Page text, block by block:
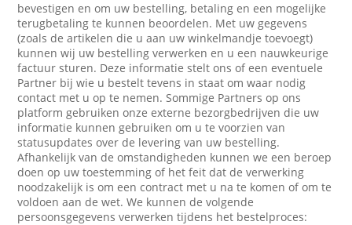
bevestigen en om uw bestelling, betaling en een mogelijke
terugbetaling te kunnen beoordelen. Met uw gegevens
(zoals de artikelen die u aan uw winkelmandje toevoegt)
kunnen wij uw bestelling verwerken en u een nauwkeurige
factuur sturen. Deze informatie stelt ons of een eventuele
Partner bij wie u bestelt tevens in staat om waar nodig
contact met u op te nemen. Sommige Partners op ons
platform gebruiken onze externe bezorgbedrijven die uw
informatie kunnen gebruiken om u te voorzien van
statusupdates over de levering van uw bestelling.
Afhankelijk van de omstandigheden kunnen we een beroep
doen op uw toestemming of het feit dat de verwerking
noodzakelijk is om een contract met u na te komen of om te
voldoen aan de wet. We kunnen de volgende
persoonsgegevens verwerken tijdens het bestelproces: